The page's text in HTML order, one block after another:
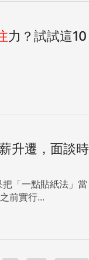
力？試試這10
升遷，面談時
前實行...